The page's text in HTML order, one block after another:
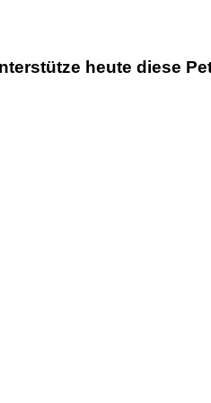
heute diese